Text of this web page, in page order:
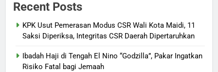
Recent Posts
KPK Usut Pemerasan Modus CSR Wali Kota Maidi, 11
Saksi Diperiksa, Integritas CSR Daerah Dipertaruhkan
Ibadah Haji di Tengah El Nino “Godzilla”, Pakar Ingatkan
Risiko Fatal bagi Jemaah